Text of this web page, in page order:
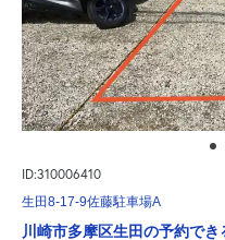
ID:310006410
生田8-17-9佐藤駐車場A
川崎市多摩区生田の予約で